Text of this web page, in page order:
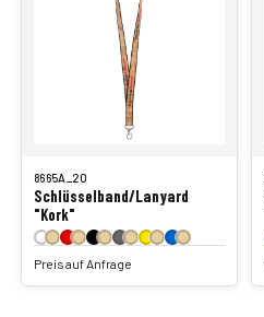
8665A_20
Schlüsselband/Lanyard
"Kork"
Preis auf Anfrage